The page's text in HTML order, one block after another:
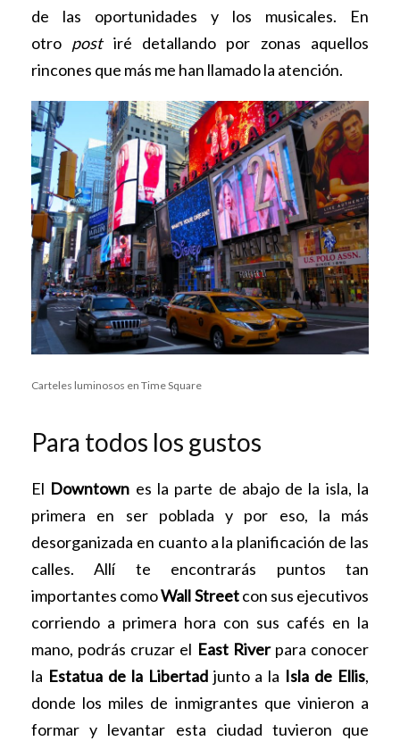
de las oportunidades y los musicales. En
otro postiré detallando por zonas aquellos
rincones que más me han llamado la atención.
Carteles luminosos en Time Square
Para todos los gustos
El Downtown es la parte de abajo de la isla, la
primera en ser poblada y por eso, la más
desorganizada en cuanto a la planificación de las
calles. Allí te encontrarás puntos tan
importantes comoWall Streetcon sus ejecutivos
corriendo a primera hora con sus cafés en la
mano, podrás cruzar el East Riverpara conocer
la Estatua de la Libertadjunto a la Isla de Ellis,
donde los miles de inmigrantes que vinieron a
formar y levantar esta ciudad tuvieron que